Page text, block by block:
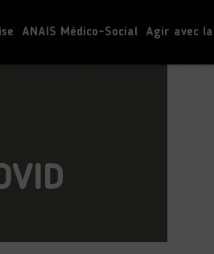
ANAIS Médico-Social Agir avec